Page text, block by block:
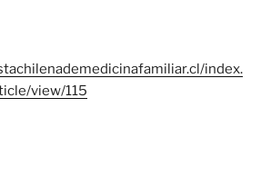
index.
view/115